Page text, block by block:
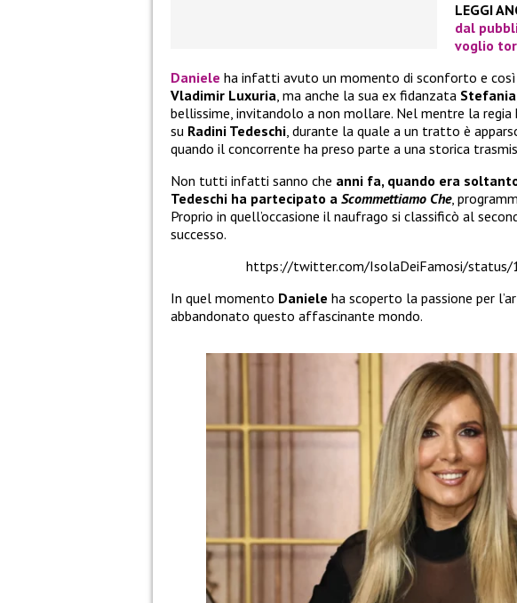
LEGGI
dal
voglio
Daniele ha infatti avuto un momento di sconforto e
Vladimir Luxuria, ma anche la sua ex fidanzata Stefania
bellissime, invitandolo a non mollare. Nel mentre la
su Radini Tedeschi, durante la quale a un tratto è
quando il concorrente ha preso parte a una storica
Non tutti infatti sanno che anni fa, quando era
Tedeschi ha partecipato a Scommettiamo Che,
Proprio in quell’occasione il naufrago si classificò al
successo.
https://twitter.com/IsolaDeiFamosi/
In quel momento Daniele ha scoperto la passione per
abbandonato questo affascinante mondo.